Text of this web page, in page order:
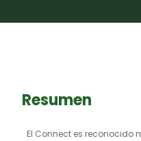
Resumen
El Connect es reconocido